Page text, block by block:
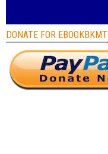
DONATE FOR EBOOKBKMT